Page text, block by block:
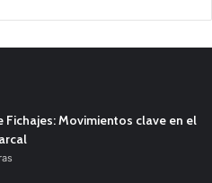
Fichajes: Movimientos clave en el